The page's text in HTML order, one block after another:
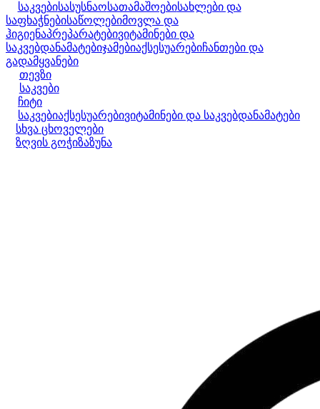
საკვებისასუსნაოსათამაშოებისახლები და
საფხაჭნებისაწოლებიმოვლა და
ჰიგიენაპრეპარატებივიტამინები და
საკვებდანამატებიჯამებიაქსესუარებიჩანთები და
გადამყვანები
თევზი
საკვები
ჩიტი
საკვებიაქსესუარებივიტამინები და საკვებდანამატები
სხვა ცხოველები
ზღვის გოჭიზაზუნა